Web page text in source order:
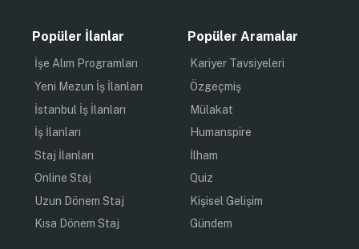
Popüler İlanlar
İşe Alım Programları
Yeni Mezun İş İlanları
İstanbul İş İlanları
İş İlanları
Staj İlanları
Online Staj
Uzun Dönem Staj
Kısa Dönem Staj
Popüler Aramalar
Kariyer Tavsiyeleri
Özgeçmiş
Mülakat
Humanspire
İlham
Quiz
Kişisel Gelişim
Gündem